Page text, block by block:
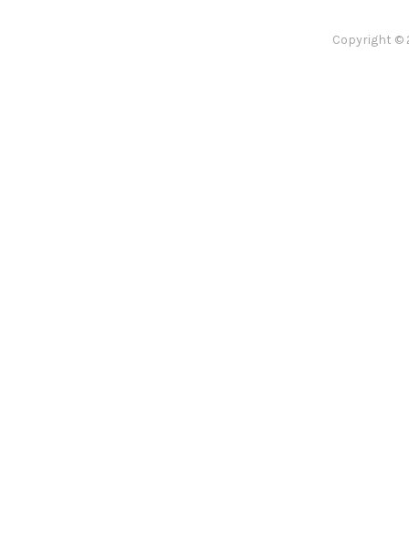
Copyright ©